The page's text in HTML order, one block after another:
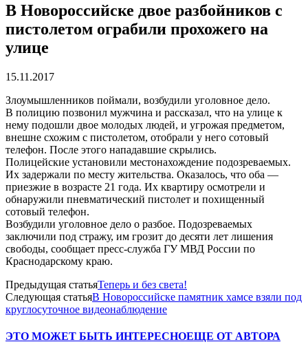
В Новороссийске двое разбойников с
пистолетом ограбили прохожего на
улице
15.11.2017
Злоумышленников поймали, возбудили уголовное дело.
В полицию позвонил мужчина и рассказал, что на улице к
нему подошли двое молодых людей, и угрожая предметом,
внешне схожим с пистолетом, отобрали у него сотовый
телефон. После этого нападавшие скрылись.
Полицейские установили местонахождение подозреваемых.
Их задержали по месту жительства. Оказалось, что оба —
приезжие в возрасте 21 года. Их квартиру осмотрели и
обнаружили пневматический пистолет и похищенный
сотовый телефон.
Возбудили уголовное дело о разбое. Подозреваемых
заключили под стражу, им грозит до десяти лет лишения
свободы, сообщает пресс-служба ГУ МВД России по
Краснодарскому краю.
Предыдущая статьяТеперь и без света!
Следующая статьяВ Новороссийске памятник хамсе взяли под
круглосуточное видеонаблюдение
ЭТО МОЖЕТ БЫТЬ ИНТЕРЕСНОЕЩЕ ОТ АВТОРА